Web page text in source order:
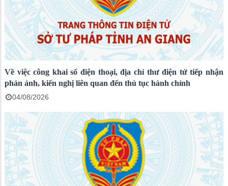
Về việc công khai số điện thoại, địa chỉ thư điện tử tiếp nhận
phản ánh, kiến nghị liên quan đến thủ tục hành chính
04/08/2026